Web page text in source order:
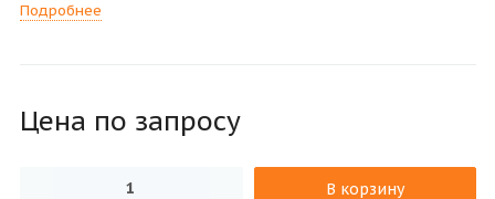
Подробнее
Цена по запросу
В корзину